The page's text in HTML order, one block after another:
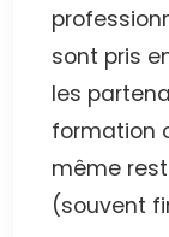
sont pris
les
formation
même
(souvent